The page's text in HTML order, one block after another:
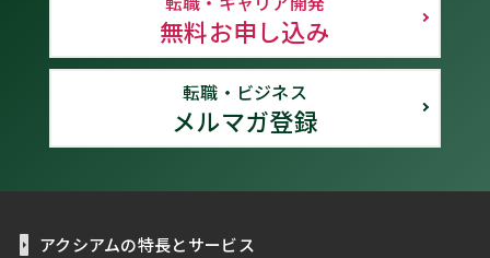
無料お申し込み
転職・ビジネス
メルマガ登録
アクシアムの特長とサービス